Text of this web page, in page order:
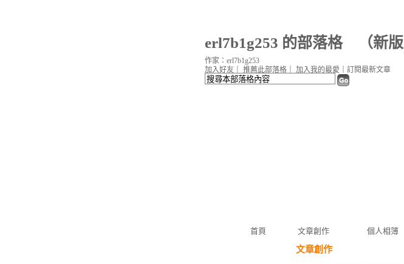
erl7b1g253 的部落格（新版
首頁 文章創作 個人相簿
加入好友 推薦此部落格 加入我的最愛 訂閱最新文章
作家：erl7b1g253
文章創作